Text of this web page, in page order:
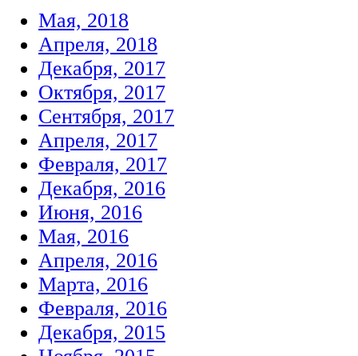
Мая, 2018
Апреля, 2018
Декабря, 2017
Октября, 2017
Сентября, 2017
Апреля, 2017
Февраля, 2017
Декабря, 2016
Июня, 2016
Мая, 2016
Апреля, 2016
Марта, 2016
Февраля, 2016
Декабря, 2015